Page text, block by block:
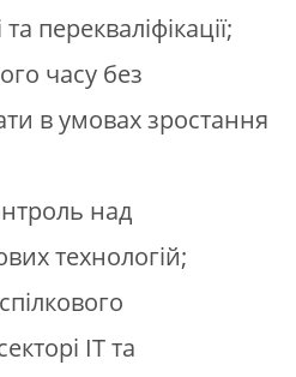
перекваліфікації;
часу без
в умовах зростання
над
технологій;
ІТ та